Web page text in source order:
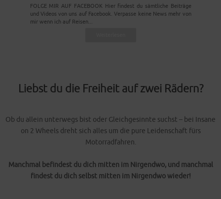
FOLGE MIR AUF FACEBOOK Hier findest du sämtliche Beiträge
und Videos von uns auf Facebook. Verpasse keine News mehr von
mir wenn ich auf Reisen...
Liebst du die Freiheit auf zwei Rädern?
Ob du allein unterwegs bist oder Gleichgesinnte suchst – bei Insane
on 2 Wheels dreht sich alles um die pure Leidenschaft fürs
Motorradfahren.
Manchmal befindest du dich mitten im Nirgendwo, und manchmal
findest du dich selbst mitten im Nirgendwo wieder!